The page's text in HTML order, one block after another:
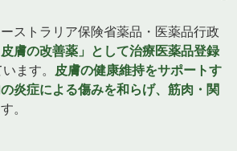
ストラリア保険省薬品・医薬品行政
皮膚の改善薬」として治療医薬品登録
ます。 皮膚の健康維持をサポートす
炎症による傷みを和らげ、筋肉・関
。